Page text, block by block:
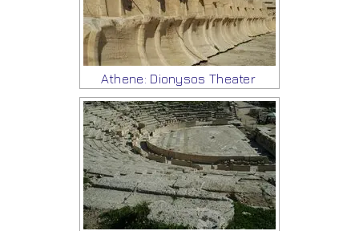
Athene: Dionysos Theater